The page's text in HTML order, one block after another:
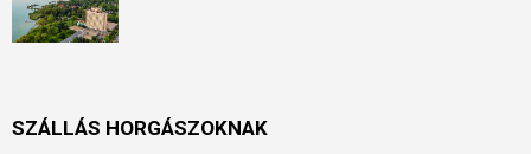
SZÁLLÁS HORGÁSZOKNAK